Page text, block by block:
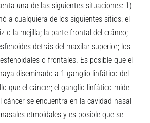
una de las siguientes situaciones: 1)
a cualquiera de los siguientes sitios: el
o la mejilla; la parte frontal del cráneo;
detrás del maxilar superior; los
o frontales. Es posible que el
diseminado a 1 ganglio linfático del
que el cáncer; el ganglio linfático mide
cáncer se encuentra en la cavidad nasal
etmoidales y es posible que se